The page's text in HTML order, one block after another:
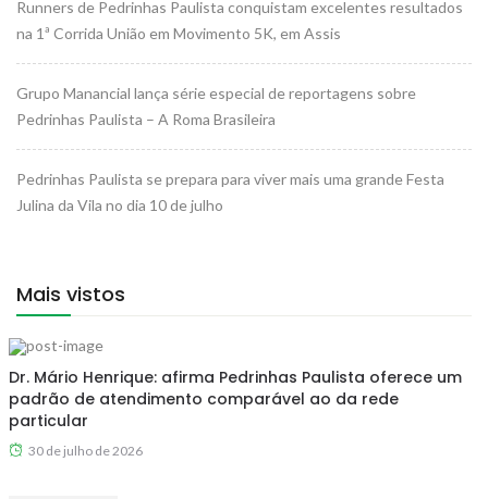
Runners de Pedrinhas Paulista conquistam excelentes resultados
na 1ª Corrida União em Movimento 5K, em Assis
Grupo Manancial lança série especial de reportagens sobre
Pedrinhas Paulista – A Roma Brasileira
Pedrinhas Paulista se prepara para viver mais uma grande Festa
Julina da Vila no dia 10 de julho
Mais vistos
Dr. Mário Henrique: afirma Pedrinhas Paulista oferece um
padrão de atendimento comparável ao da rede
particular
30 de julho de 2026